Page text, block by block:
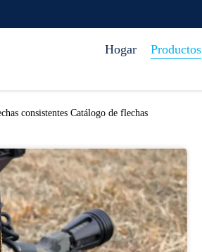
Hogar Productos
consistentes Catálogo de flechas